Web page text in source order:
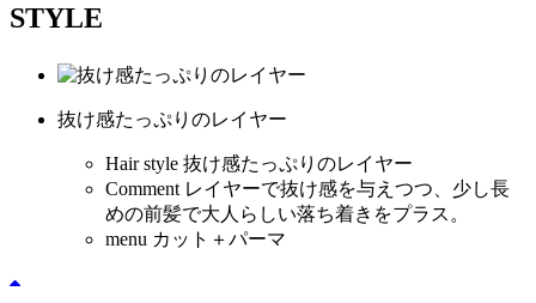
STYLE
抜け感たっぷりのレイヤー
Hair style 抜け感たっぷりのレイヤー
Comment レイヤーで抜け感を与えつつ、少し長
めの前髪で大人らしい落ち着きをプラス。
menu カット＋パーマ